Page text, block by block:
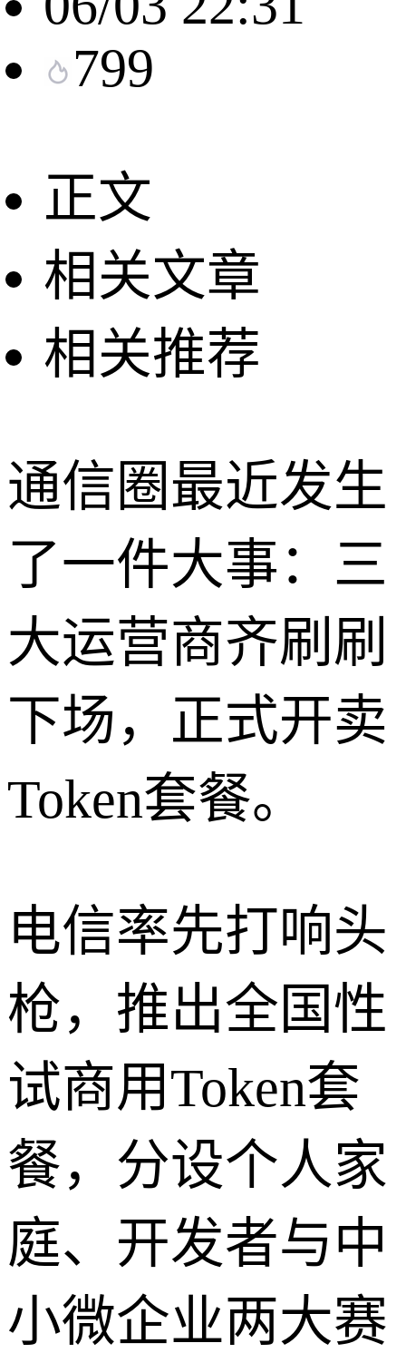
799
正文
相关文章
相关推荐
通信圈最近发生
了一件大事：三
大运营商齐刷刷
下场，正式开卖
Token套餐。
电信率先打响头
枪，推出全国性
试商用Token套
餐，分设个人家
庭、开发者与中
小微企业两大赛